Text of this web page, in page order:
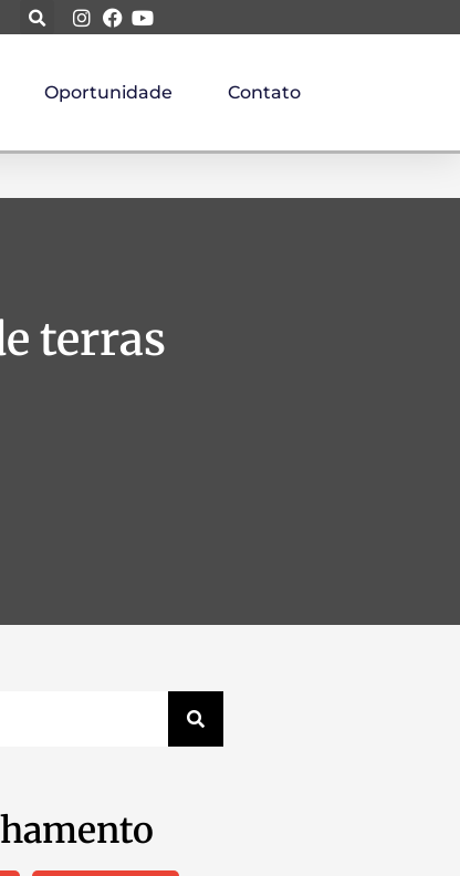
Oportunidade Contato
terras